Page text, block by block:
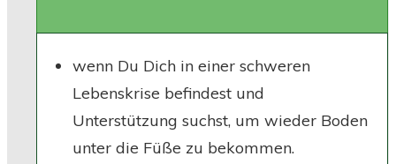
wenn Du Dich in einer schweren
Lebenskrise befindest und
Unterstützung suchst, um wieder Boden
unter die Füße zu bekommen.